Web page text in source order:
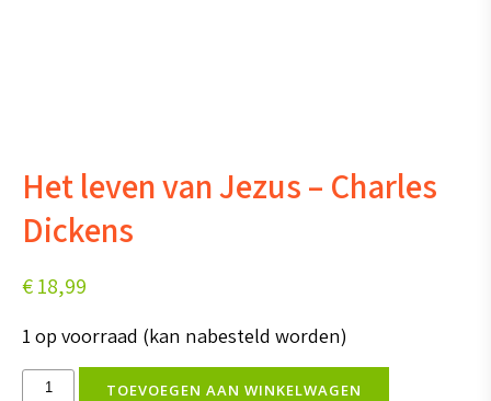
Het leven van Jezus – Charles
Dickens
€18,99
1 op voorraad (kan nabesteld worden)
Het
TOEVOEGEN AAN WINKELWAGEN